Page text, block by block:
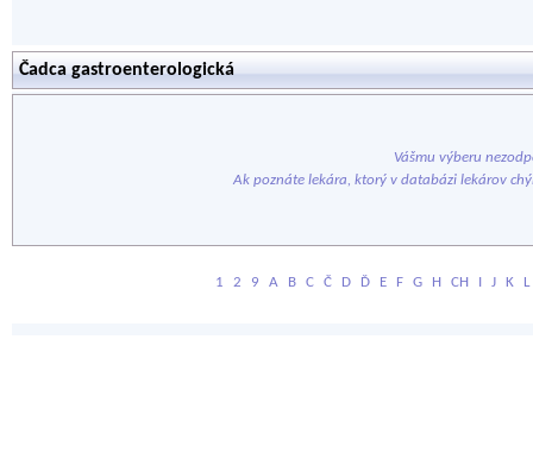
Čadca gastroenterologická
Vášmu výberu
Ak poznáte lekára, ktorý v databázi lekárov
1 2 9 A B C Č D Ď E F G H CH I J K L